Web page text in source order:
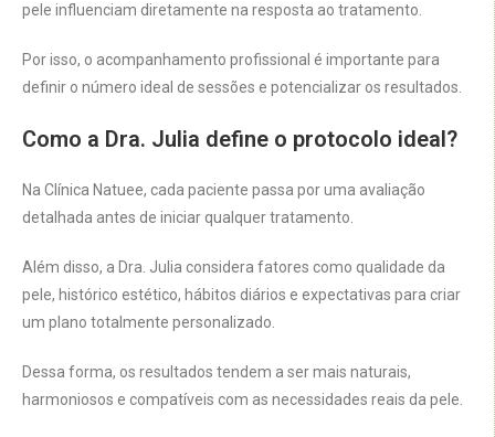
pele influenciam diretamente na resposta ao tratamento.
Por isso, o acompanhamento profissional é importante para
definir o número ideal de sessões e potencializar os resultados.
Como a Dra. Julia define o protocolo ideal?
Na Clínica Natuee, cada paciente passa por uma avaliação
detalhada antes de iniciar qualquer tratamento.
Além disso, a Dra. Julia considera fatores como qualidade da
pele, histórico estético, hábitos diários e expectativas para criar
um plano totalmente personalizado.
Dessa forma, os resultados tendem a ser mais naturais,
harmoniosos e compatíveis com as necessidades reais da pele.